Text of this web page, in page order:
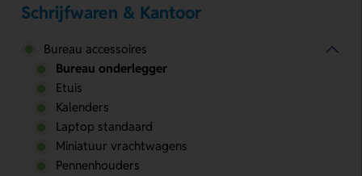
Schrijfwaren & Kantoor
Bureau accessoires
Bureau onderlegger
Etuis
Kalenders
Laptop standaard
Miniatuur vrachtwagens
Pennenhouders